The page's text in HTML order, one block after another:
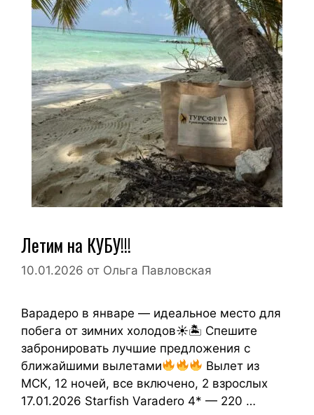
Летим на КУБУ!!!
10.01.2026 от Ольга Павловская
Варадеро в январе — идеальное место для
побега от зимних холодов☀🏝 Спешите
забронировать лучшие предложения с
ближайшими вылетами
Вылет из
МСК, 12 ночей, все включено, 2 взрослых
17.01.2026 Starfish Varadero 4* — 220 …